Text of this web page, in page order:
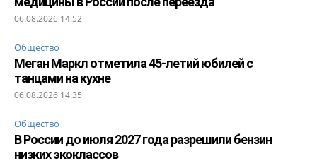
06.08.2026 14:52
Общество
Меган Маркл отметила 45-летий юбилей с
танцами на кухне
06.08.2026 14:35
Общество
В России до июля 2027 года разрешили бензин
низких экоклассов